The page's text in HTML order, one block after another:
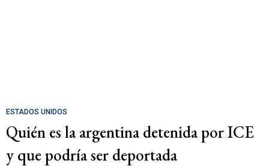
ESTADOS UNIDOS
Quién es la argentina detenida por ICE
y que podría ser deportada